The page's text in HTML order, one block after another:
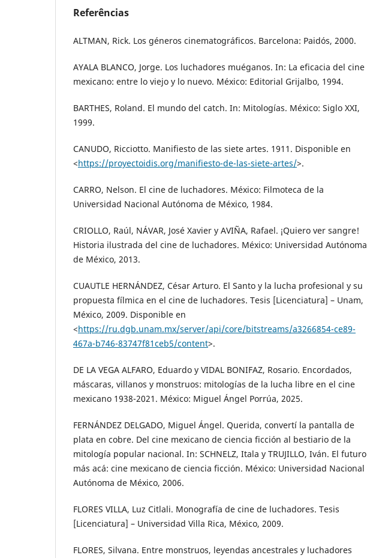
Referências
ALTMAN, Rick. Los géneros cinematográficos. Barcelona: Paidós, 2000.
AYALA BLANCO, Jorge. Los luchadores muéganos. In: La eficacia del cine
mexicano: entre lo viejo y lo nuevo. México: Editorial Grijalbo, 1994.
BARTHES, Roland. El mundo del catch. In: Mitologías. México: Siglo XXI,
1999.
CANUDO, Ricciotto. Manifiesto de las siete artes. 1911. Disponible en
<https://proyectoidis.org/manifiesto-de-las-siete-artes/>.
CARRO, Nelson. El cine de luchadores. México: Filmoteca de la
Universidad Nacional Autónoma de México, 1984.
CRIOLLO, Raúl, NÁVAR, José Xavier y AVIÑA, Rafael. ¡Quiero ver sangre!
Historia ilustrada del cine de luchadores. México: Universidad Autónoma
de México, 2013.
CUAUTLE HERNÁNDEZ, César Arturo. El Santo y la lucha profesional y su
propuesta fílmica en el cine de luchadores. Tesis [Licenciatura] – Unam,
México, 2009. Disponible en
<https://ru.dgb.unam.mx/server/api/core/bitstreams/a3266854-ce89-
467a-b746-83747f81ceb5/content>.
DE LA VEGA ALFARO, Eduardo y VIDAL BONIFAZ, Rosario. Encordados,
máscaras, villanos y monstruos: mitologías de la lucha libre en el cine
mexicano 1938-2021. México: Miguel Ángel Porrúa, 2025.
FERNÁNDEZ DELGADO, Miguel Ángel. Querida, convertí la pantalla de
plata en cobre. Del cine mexicano de ciencia ficción al bestiario de la
mitología popular nacional. In: SCHNELZ, Itala y TRUJILLO, Iván. El futuro
más acá: cine mexicano de ciencia ficción. México: Universidad Nacional
Autónoma de México, 2006.
FLORES VILLA, Luz Citlali. Monografía de cine de luchadores. Tesis
[Licenciatura] – Universidad Villa Rica, México, 2009.
FLORES, Silvana. Entre monstruos, leyendas ancestrales y luchadores